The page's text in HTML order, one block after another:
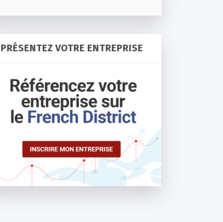
PRÉSENTEZ VOTRE ENTREPRISE